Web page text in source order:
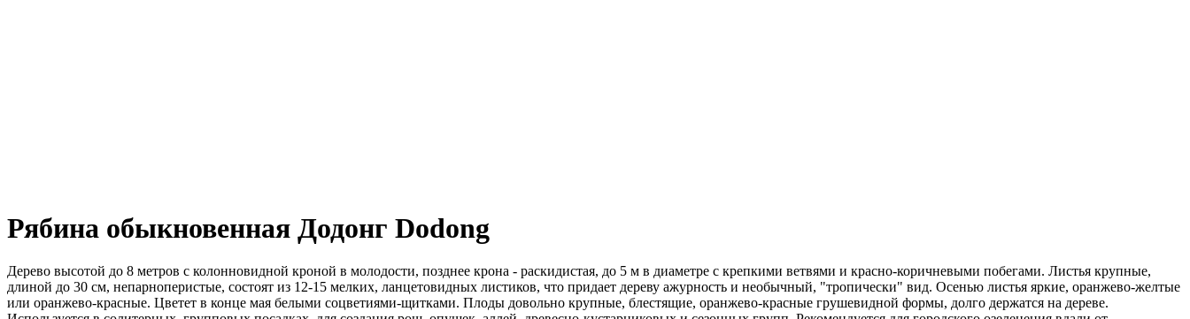
Рябина обыкновенная Додонг Dodong
Дерево высотой до 8 метров с колонновидной кроной в молодости, позднее крона - раскидистая, до 5 м в диаметре с крепкими ветвями и красно-коричневыми побегами. Листья крупные,
длиной до 30 см, непарноперистые, состоят из 12-15 мелких, ланцетовидных листиков, что придает дереву ажурность и необычный, "тропически" вид. Осенью листья яркие, оранжево-желтые
или оранжево-красные. Цветет в конце мая белыми соцветиями-щитками. Плоды довольно крупные, блестящие, оранжево-красные грушевидной формы, долго держатся на дереве.